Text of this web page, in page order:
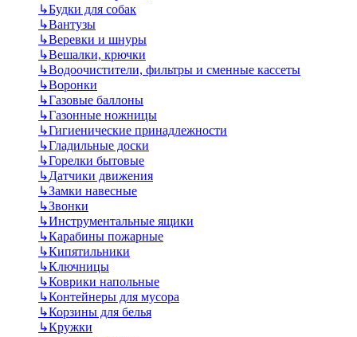
↳Будки для собак
↳Вантузы
↳Веревки и шнуры
↳Вешалки, крючки
↳Водоочистители, фильтры и сменные кассеты
↳Воронки
↳Газовые баллоны
↳Газонные ножницы
↳Гигиенические принадлежности
↳Гладильные доски
↳Горелки бытовые
↳Датчики движения
↳Замки навесные
↳Звонки
↳Инструментальные ящики
↳Карабины пожарные
↳Кипятильники
↳Ключницы
↳Коврики напольные
↳Контейнеры для мусора
↳Корзины для белья
↳Кружки